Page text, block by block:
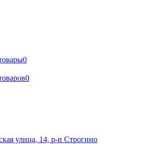
0
0
улица, 14, р-н Строгино